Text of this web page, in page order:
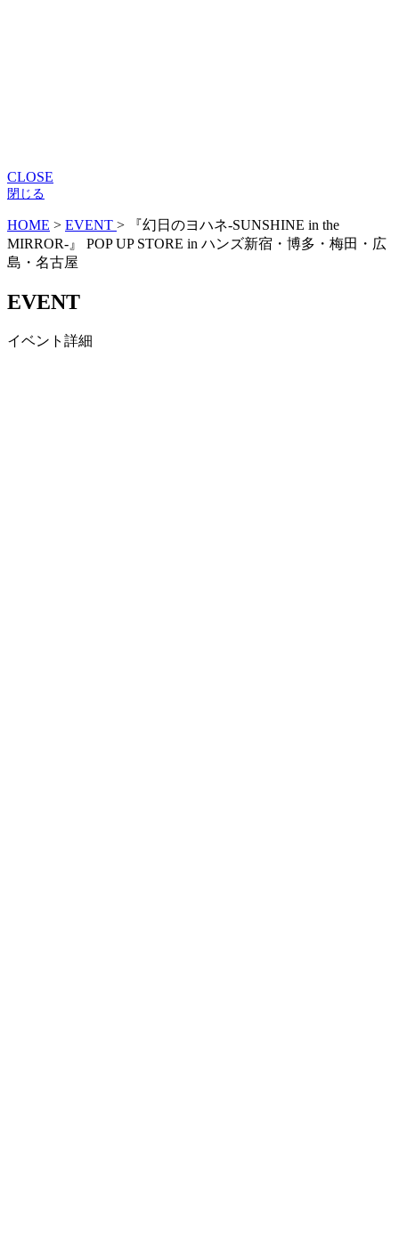
CLOSE
閉じる
HOME > EVENT >
『幻日のヨハネ-SUNSHINE in the
MIRROR-』 POP UP STORE in ハンズ新宿・博多・梅田・広
島・名古屋
EVENT
イベント詳細